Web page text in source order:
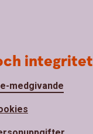
integritet
medgivande